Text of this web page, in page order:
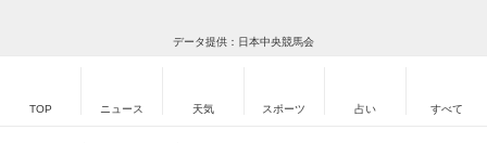
データ提供：日本中央競馬会
TOP ニュース 天気 スポーツ 占い すべて